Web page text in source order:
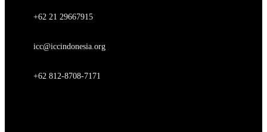
+62 21 29667915
icc@iccindonesia.org
+62 812-8708-7171